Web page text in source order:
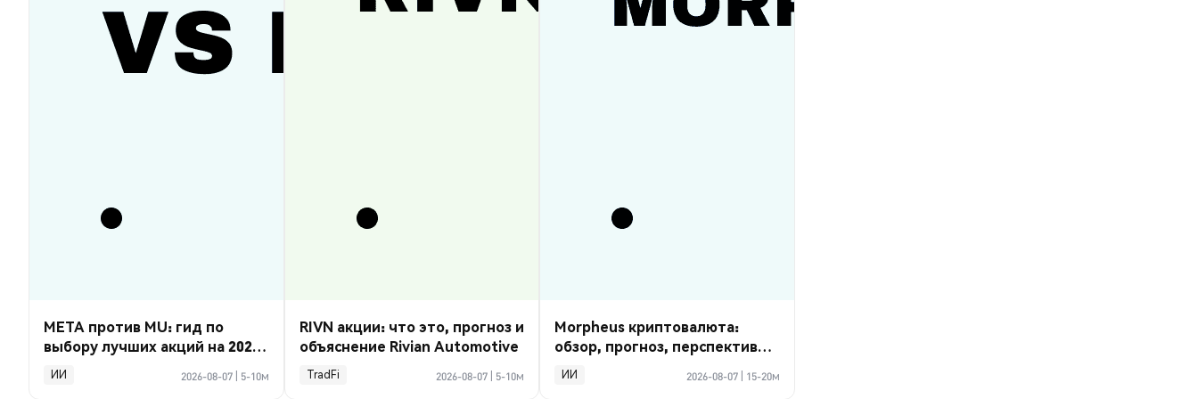
META против MU: гид по
выбору лучших акций на 2026
год
ИИ 2026-08-07 5-10м
RIVN акции: что это, прогноз и
объяснение Rivian Automotive
TradFi 2026-08-07 5-10м
Morpheus криптовалюта:
обзор, прогноз, перспективы
2026
ИИ 2026-08-07 15-20м